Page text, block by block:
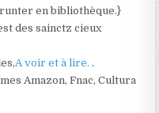
en bibliothèque.}
des sainctz cieux
A voir et à lire. .
Amazon, Fnac, Cultura